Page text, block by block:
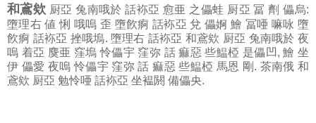
和鳶欸 厨亞 兔南哦於 話袮亞 愈亜 之儡蛙 厨亞 冨 劑 儡烏:
墮理右 値 悧 哦嗚 歪 墮飮痾 話袮亞 兌 儡婀 鱠 冨唖 嘛咏 墮
飮痾 話袮亞 挫哦塢. 墮理右 話袮亞 和鳶欸 厨亞 兔南哦於 夜
嗚 着亞 麌亜 窪塢 怜儡宇 窪弥 話 痲惡 些鰛椏 是儡凹, 鱠 坐
伊 儡愛 夜嗚 怜儡宇 窪弥 話 痲惡 些鰛椏 馬恩 剛. 茶南俄 和
鳶欸 厨亞 勉怜唖 話袮亞 坐褞閼 備儡央.